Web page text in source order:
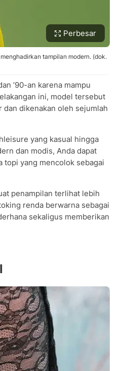
Perbesar
tampilan modern. (dok.
’90-an karena mampu
ini, model tersebut
dikenakan oleh sejumlah
yang kasual hingga
dan modis, Anda dapat
topi yang mencolok sebagai
penampilan terlihat lebih
renda berwarna sebagai
sekaligus memberikan